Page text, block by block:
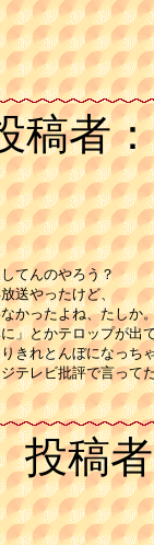
者：
てんのやろう？
送やったけど、
かったよね、たしか
」とかテロップが出
きれとんぼになっち
テレビ批評で言って
稿者